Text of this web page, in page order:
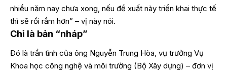
nhiều năm nay chưa xong, nếu đề xuất này triển khai thực tế
thì sẽ rối rắm hơn” – vị này nói.
Chỉ là bản “nháp”
Đó là trần tình của ông Nguyễn Trung Hòa, vụ trưởng Vụ
Khoa học công nghệ và môi trường (Bộ Xây dựng) – đơn vị